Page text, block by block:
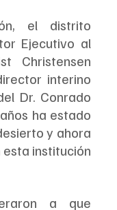
el distrito
Ejecutivo al
Christensen
interino
Dr. Conrado
ha estado
y ahora
institución
a que